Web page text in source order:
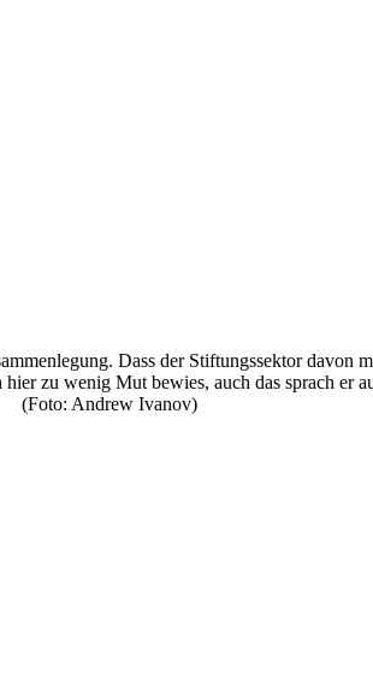
Dass der Stiftungssektor davon
hier zu wenig Mut bewies, auch das sprach er
(Foto: Andrew Ivanov)